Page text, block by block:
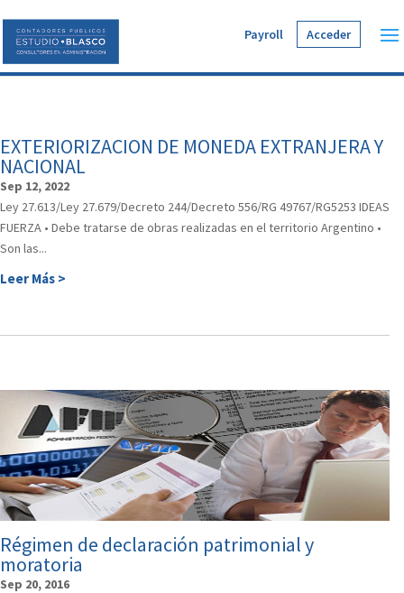
Payroll Acceder
EXTERIORIZACION DE MONEDA EXTRANJERA Y
NACIONAL
Sep 12, 2022
Ley 27.613/Ley 27.679/Decreto 244/Decreto 556/RG 49767/RG5253 IDEAS
FUERZA • Debe tratarse de obras realizadas en el territorio Argentino •
Son las...
Leer Más >
Régimen de declaración patrimonial y
moratoria
Sep 20, 2016